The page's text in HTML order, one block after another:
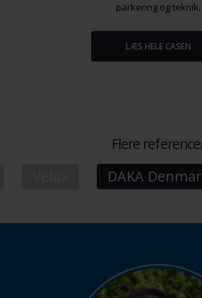
parkering og teknik.
LÆS HELE CASEN
Flere
DAKA